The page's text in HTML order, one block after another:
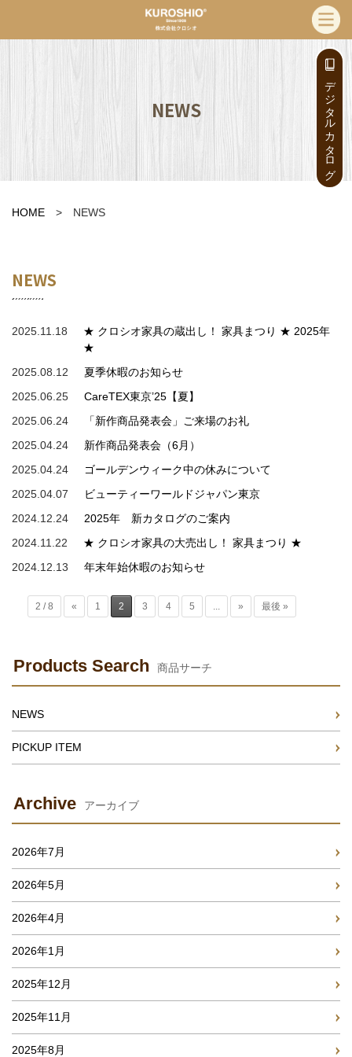
デジタルカタログ
NEWS
HOME > NEWS
NEWS
2025.11.18
★ クロシオ家具の蔵出し！ 家具まつり ★ 2025年
★
2025.08.12
夏季休暇のお知らせ
2025.06.25
CareTEX東京’25【夏】
2025.06.24
「新作商品発表会」ご来場のお礼
2025.04.24
新作商品発表会（6月）
2025.04.24
ゴールデンウィーク中の休みについて
2025.04.07
ビューティーワールドジャパン東京
2024.12.24
2025年 新カタログのご案内
2024.11.22
★ クロシオ家具の大売出し！ 家具まつり ★
2024.12.13
年末年始休暇のお知らせ
2 / 8 « 1 2 3 4 5 ... » 最後 »
Products Search 商品サーチ
NEWS
PICKUP ITEM
Archive アーカイブ
2026年7月
2026年5月
2026年4月
2026年1月
2025年12月
2025年11月
2025年8月